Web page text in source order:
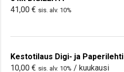
41,00 € sis. alv. 10%
Kestotilaus Digi- ja Paperilehti
10,00 € sis. alv. 10% / kuukausi